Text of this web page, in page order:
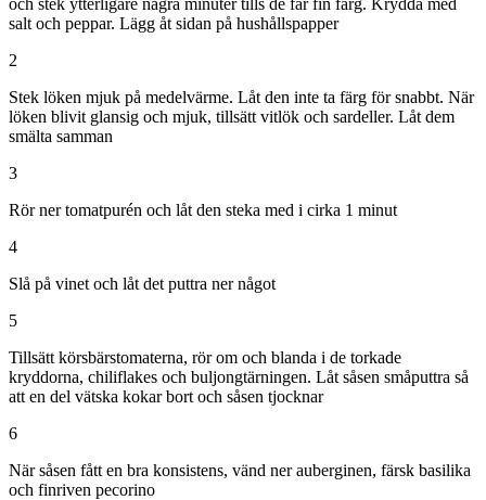
salt och peppar. Lägg åt sidan på hushållspapper
2
Stek löken mjuk på medelvärme. Låt den inte ta färg för snabbt. När
löken blivit glansig och mjuk, tillsätt vitlök och sardeller. Låt dem
smälta samman
3
Rör ner tomatpurén och låt den steka med i cirka 1 minut
4
Slå på vinet och låt det puttra ner något
5
Tillsätt körsbärstomaterna, rör om och blanda i de torkade
kryddorna, chiliflakes och buljongtärningen. Låt såsen småputtra så
att en del vätska kokar bort och såsen tjocknar
6
När såsen fått en bra konsistens, vänd ner auberginen, färsk basilika
och finriven pecorino